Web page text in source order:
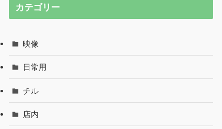
カテゴリー
映像
日常用
チル
店内